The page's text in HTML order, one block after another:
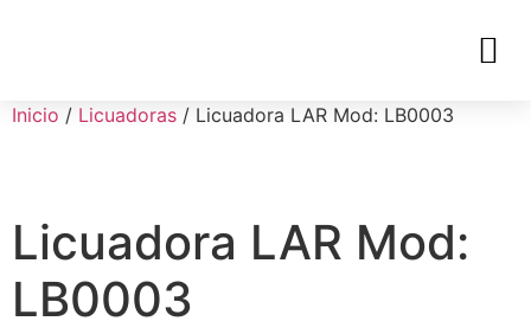
Inicio / Licuadoras / Licuadora LAR Mod: LB0003
Licuadora LAR Mod:
LB0003